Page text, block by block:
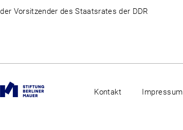
Vorsitzender des Staatsrates der DDR
Kontakt Impressum